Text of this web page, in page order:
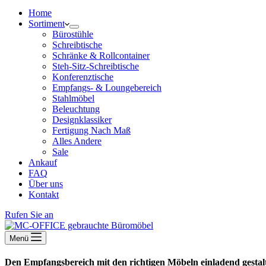
Home
Sortiment
Bürostühle
Schreibtische
Schränke & Rollcontainer
Steh-Sitz-Schreibtische
Konferenztische
Empfangs- & Loungebereich
Stahlmöbel
Beleuchtung
Designklassiker
Fertigung Nach Maß
Alles Andere
Sale
Ankauf
FAQ
Über uns
Kontakt
Rufen Sie an
Menü
Den Empfangsbereich mit den richtigen Möbeln einladend